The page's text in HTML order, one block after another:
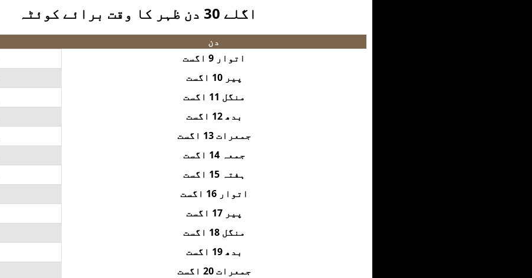
اگلے 30 دن ظہر کا وقت برائے کوئٹہ
دن
اتوار 9 اگست
پیر 10 اگست
منگل 11 اگست
بدھ 12 اگست
جمعرات 13 اگست
جمعہ 14 اگست
ہفتہ 15 اگست
اتوار 16 اگست
پیر 17 اگست
منگل 18 اگست
بدھ 19 اگست
جمعرات 20 اگست